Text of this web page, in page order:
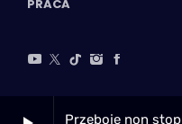
Przeboje non stop
PRACA